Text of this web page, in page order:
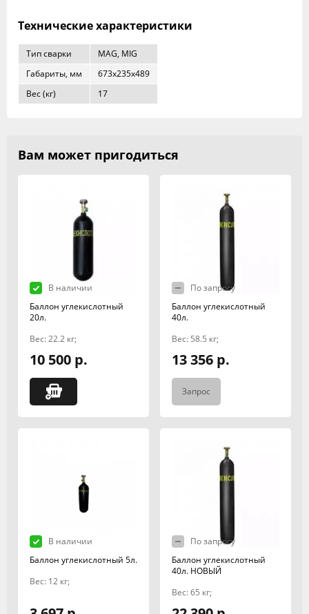
Технические характеристики
Тип сварки
MAG, MIG
Габариты, мм
673х235х489
Вес (кг)
17
Вам может пригодиться
В наличии
Баллон углекислотный
20л.
Вес: 22.2 кг;
10 500 р.
По запросу
Баллон углекислотный
40л.
Вес: 58.5 кг;
13 356 р.
Запрос
В наличии
Баллон углекислотный 5л.
Вес: 12 кг;
По запросу
Баллон углекислотный
40л. НОВЫЙ
Вес: 65 кг;